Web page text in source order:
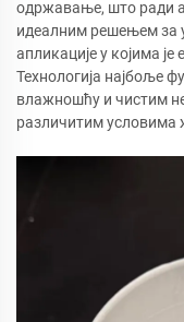
одржавање, што ради
идеалним решењем за
апликације у којима
Технологија најбоље
влажношћу и чистим
различитим условима